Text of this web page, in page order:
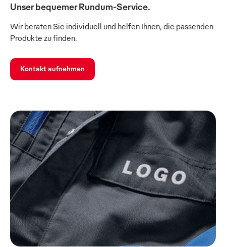
Unser bequemer Rundum-Service.
Wir beraten Sie individuell und helfen Ihnen, die passenden
Produkte zu finden.
Kontakt aufnehmen